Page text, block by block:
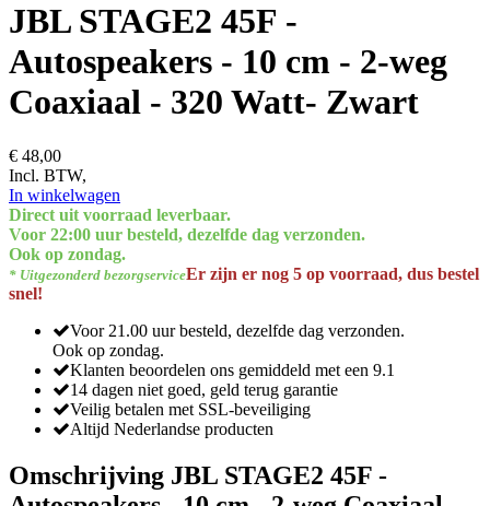
JBL STAGE2 45F -
Autospeakers - 10 cm - 2-weg
Coaxiaal - 320 Watt- Zwart
€ 48,00
Incl. BTW,
In winkelwagen
Direct uit voorraad leverbaar.
Voor 22:00 uur besteld, dezelfde dag verzonden.
Ook op zondag.
* Uitgezonderd bezorgserviceEr zijn er nog 5 op voorraad, dus bestel
snel!
Voor 21.00 uur besteld, dezelfde dag verzonden.
Ook op zondag.
Klanten beoordelen ons gemiddeld met een 9.1
14 dagen niet goed, geld terug garantie
Veilig betalen met SSL-beveiliging
Altijd Nederlandse producten
Omschrijving JBL STAGE2 45F -